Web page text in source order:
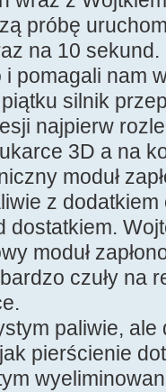
próbę
na 10
pomagali nam
silnik
najpierw
3D a na
moduł
z
dostatkiem.
moduł
czuły na
paliwie, ale
pierścienie